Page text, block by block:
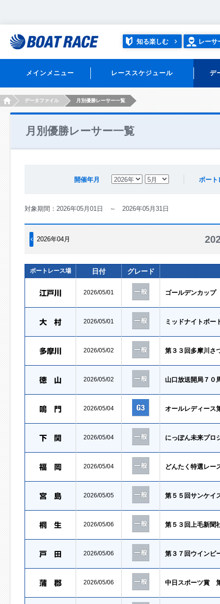
知る楽しむ レーサ
メインメニュー レーススケジュール デ
HOMEデータファイル 月別優勝レーサー一覧
月別優勝レーサー一覧
開催年月 ボート
対象期間：2026年05月01日 ～ 2026年05月31日
2026年04月
ボートレース場 日付 グレード
2026/05/01 ゴールデンカップ
2026/05/01 ミッドナイトボ
2026/05/02 第３３回多摩川さ
2026/05/02 山口放送開局７０
2026/05/04 オールレディース
2026/05/04 にっぽん未来プ
2026/05/04 どんたく特選レー
2026/05/05 第５５回サンケイ
2026/05/06 第５３回上毛新聞
2026/05/06 第３７回ウインビ
2026/05/06 中日スポーツ賞